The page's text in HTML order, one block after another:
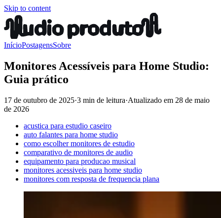
Skip to content
InícioPostagensSobre
Monitores Acessíveis para Home Studio:
Guia prático
17 de outubro de 2025·3 min de leitura·Atualizado em 28 de maio
de 2026
acustica para estudio caseiro
auto falantes para home studio
como escolher monitores de estudio
comparativo de monitores de audio
equipamento para producao musical
monitores acessiveis para home studio
monitores com resposta de frequencia plana